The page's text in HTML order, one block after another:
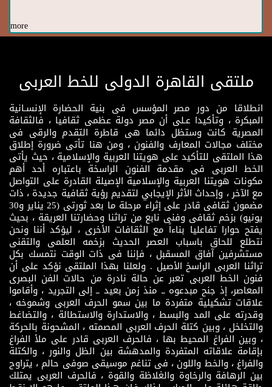
more
ملتقى القاهرة الدولى للخط العربى
انطلاقا من دور مصر المؤسس فى بنية الحضارة الإنسـانية
المبكرة ، وتأكيدا عـلى أن مصر دولة عظمى ثقافيا ، فالثقافة
المصرية كانت وستظل دائما هى قاطرة التقدم والرقى فى
مختلف مجالات المعارف والفنون ، ومن هنا تأتى ضرورة إطلاق
هذا الملتقى للتأكيد على هويتنا العربية والإسلامية ، حيث يأتى
الخط العربى فى مقدمة الفنون الراسخة باعتباره أحد أهم
مكونات هويتنا العربية والإسلامية الإصيلة القادرة على التواصل
مع الآخر ، وإحداث الأثر الإيجابي لتقديم رؤية ثقافية جديدة ، ذات
مضمون ثقافى قادر على إثراء مرحلة ما بعد ثورتى (25 يناير و30
يونيو) بزخم ثقافى وفنى نابع من تراثنا وحضارتنا العريقة ، بحيث
يفتح حوارا تفاعليا بناءاً مع الثقافات الأخرى ، ليؤكد أننا ونحن
نتطلع للحاق باسباب العصر الحديث بزخمه العلمى والتقنى
مستشرفين آفاق المسقبل ، فإننا فى ذات الوقت نتمسك بكل
تراثنا العربى الراسخ الأصيل . ولعلنا بهذا الملتقى نؤكد على أن
فنون الخط العربى تعبر عن حالة نادرة من حالات الفن البصرى
المعاصر، إذ جنح مبدعوه ــ منذ زمن بعيد ــ إلى التجريد ، وأقاموا
علاقات تشكيلية متفردة ما بين سمو الحرف العربى وشموخه ،
وقدرته على المد والبسط ، والاستدارة والاستطالة ، والتضاغط
والتخلخل ، وبين كتلة الحرف العربى المصمته ، المشحونة بالحركة
، وبين الفراغ المحيط بها ، فالحرف العربى قادر على ملأ الفراغ
بإقامة علاقاته المتفردة والمدهشة بين الظل والنور ، والكتلة
والفراغ ، والخط واللون ، فى تناغم موسيقى صوفى حالم ، يتراوح
بين الرهافة والرخاوة والغلاظة والقوة ، فالحرف العربى يمتلك